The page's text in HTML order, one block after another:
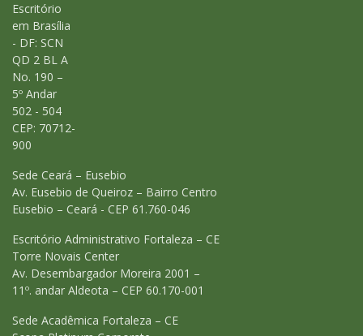
Escritório
em Brasília
- DF: SCN
QD 2 BL A
No. 190 –
5º Andar
502 - 504
CEP: 70712-
900
Sede Ceará – Eusebio
Av. Eusebio de Queiroz – Bairro Centro
Eusebio – Ceará - CEP 61.760-046
Escritório Administrativo Fortaleza – CE
Torre Novais Center
Av. Desembargador Moreira 2001 –
11º. andar Aldeota – CEP 60.170-001
Sede Acadêmica Fortaleza – CE